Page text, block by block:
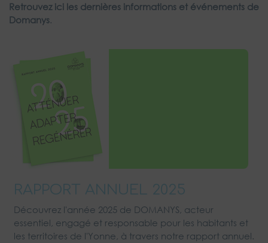
Retrouvez ici les dernières informations et événements de
Domanys.
RAPPORT ANNUEL 2025
Découvrez l'année 2025 de DOMANYS, acteur
essentiel, engagé et responsable pour les habitants et
les territoires de l'Yonne, à travers notre rapport annuel.